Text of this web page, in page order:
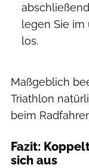
legen Sie im
los.
Maßgeblich
Triathlon
beim
Fazit:
sich aus